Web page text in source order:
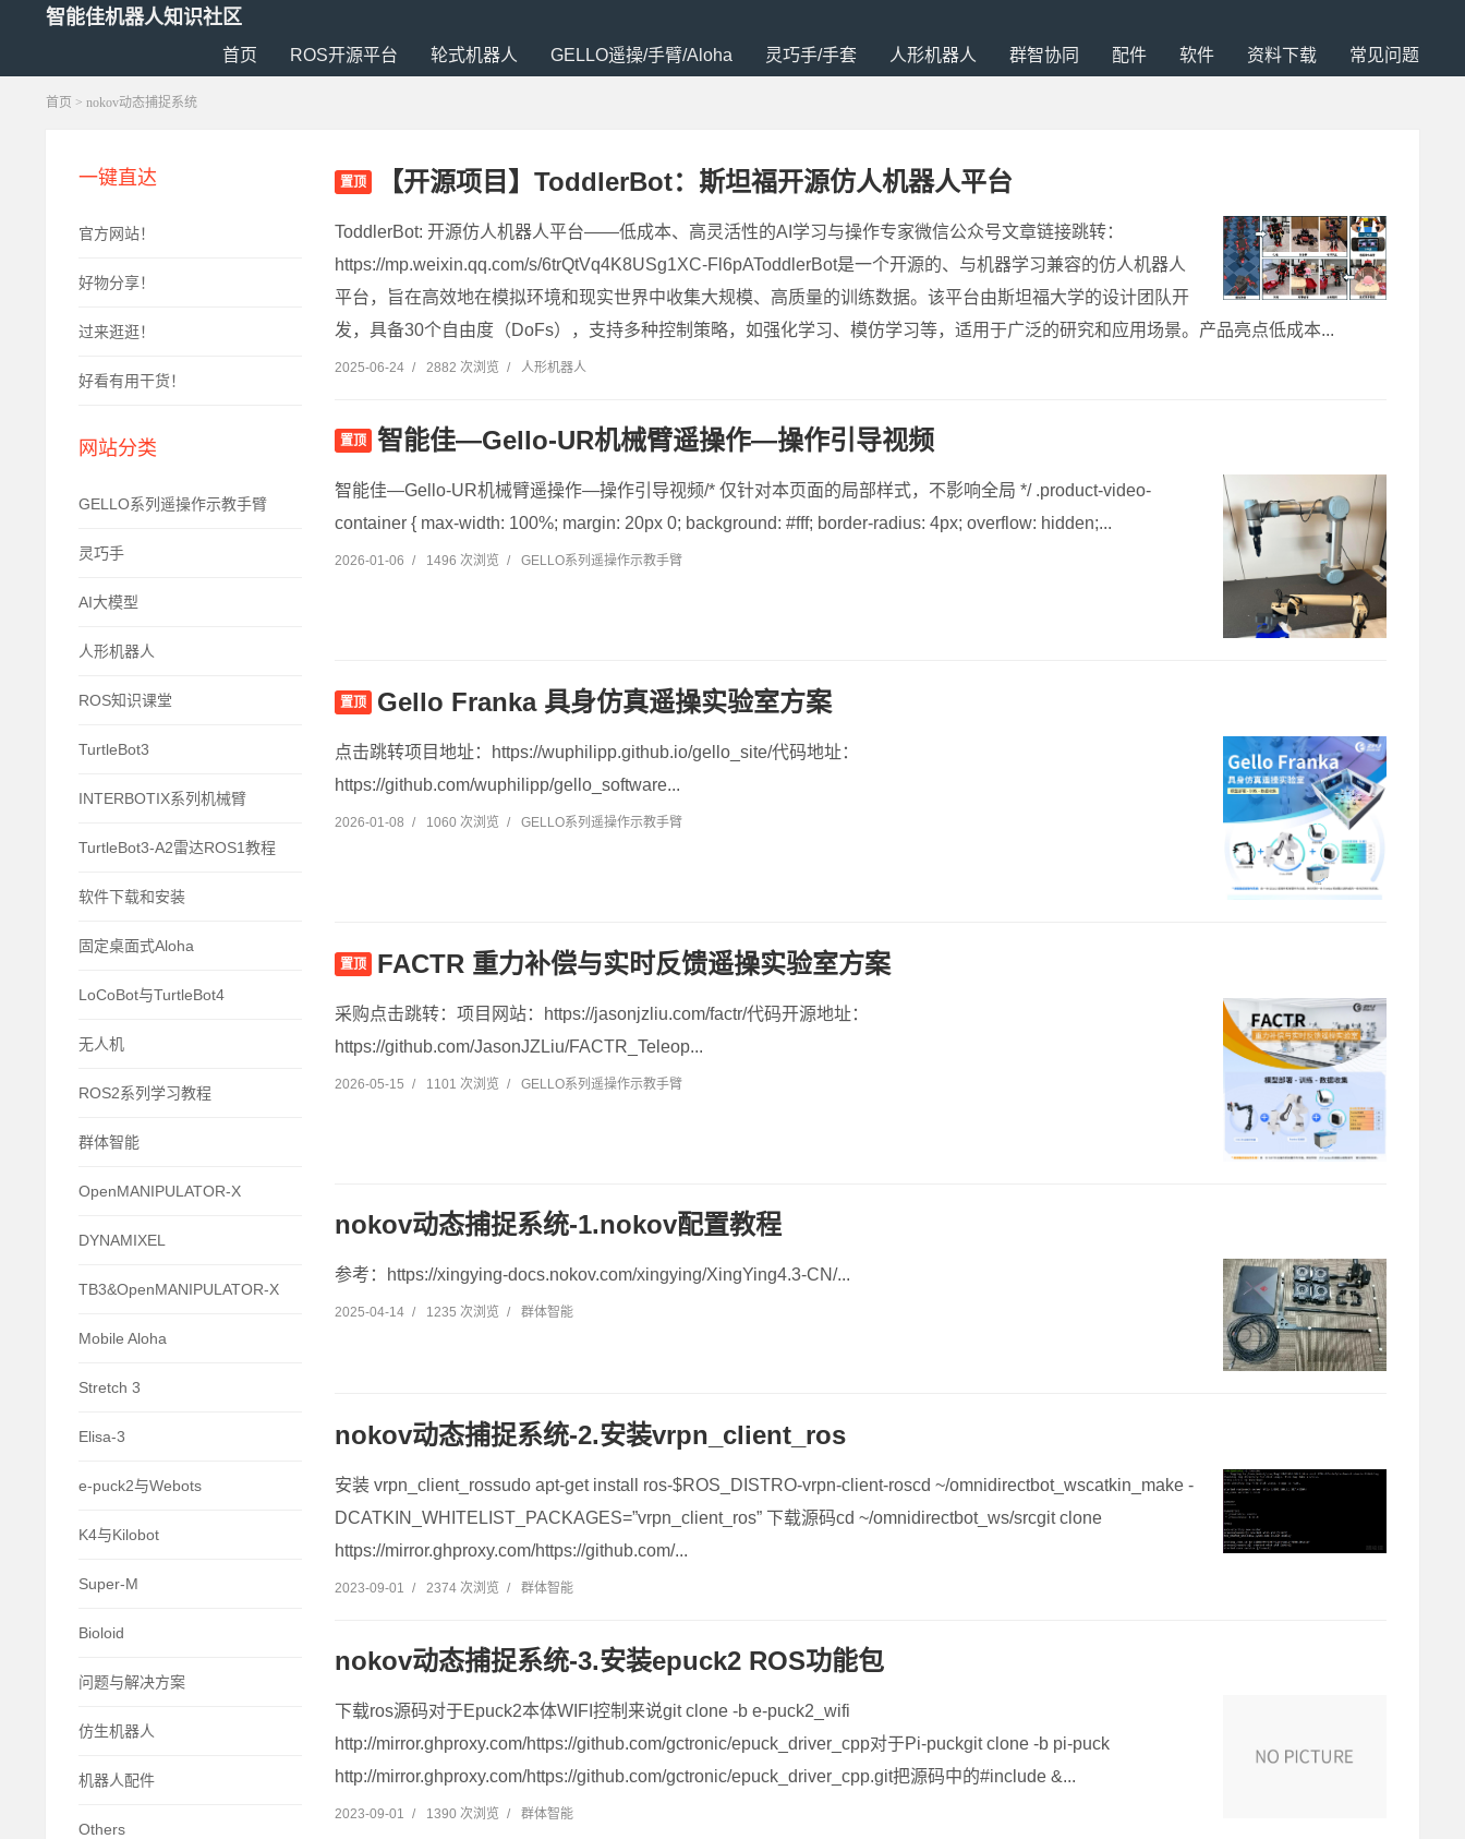
智能佳机器人知识社区
首页 ROS开源平台 轮式机器人 GELLO遥操/手臂/Aloha 灵巧手/手套 人形机器人 群智协同 配件 软件 资料下载 常见问题
首页 > nokov动态捕捉系统
一键直达
官方网站！
好物分享！
过来逛逛！
好看有用干货！
网站分类
GELLO系列遥操作示教手臂
灵巧手
AI大模型
人形机器人
ROS知识课堂
TurtleBot3
INTERBOTIX系列机械臂
TurtleBot3-A2雷达ROS1教程
软件下载和安装
固定桌面式Aloha
LoCoBot与TurtleBot4
无人机
ROS2系列学习教程
群体智能
OpenMANIPULATOR-X
DYNAMIXEL
TB3&OpenMANIPULATOR-X
Mobile Aloha
Stretch 3
Elisa-3
e-puck2与Webots
K4与Kilobot
Super-M
Bioloid
问题与解决方案
仿生机器人
机器人配件
Others
置顶 【开源项目】ToddlerBot：斯坦福开源仿人机器人平台
ToddlerBot: 开源仿人机器人平台——低成本、高灵活性的AI学习与操作专家微信公众号文章链接跳转：
https://mp.weixin.qq.com/s/6trQtVq4K8USg1XC-Fl6pAToddlerBot是一个开源的、与机器学习兼容的仿人机器人
平台，旨在高效地在模拟环境和现实世界中收集大规模、高质量的训练数据。该平台由斯坦福大学的设计团队开
发，具备30个自由度（DoFs），支持多种控制策略，如强化学习、模仿学习等，适用于广泛的研究和应用场景。产品亮点低成本...
2025-06-24 / 2882 次浏览 / 人形机器人
置顶 智能佳—Gello-UR机械臂遥操作—操作引导视频
智能佳—Gello-UR机械臂遥操作—操作引导视频/* 仅针对本页面的局部样式，不影响全局 */ .product-video-
container { max-width: 100%; margin: 20px 0; background: #fff; border-radius: 4px; overflow: hidden;...
2026-01-06 / 1496 次浏览 / GELLO系列遥操作示教手臂
置顶 Gello Franka 具身仿真遥操实验室方案
点击跳转项目地址：https://wuphilipp.github.io/gello_site/代码地址：
https://github.com/wuphilipp/gello_software...
2026-01-08 / 1060 次浏览 / GELLO系列遥操作示教手臂
置顶 FACTR 重力补偿与实时反馈遥操实验室方案
采购点击跳转：项目网站：https://jasonjzliu.com/factr/代码开源地址：
https://github.com/JasonJZLiu/FACTR_Teleop...
2026-05-15 / 1101 次浏览 / GELLO系列遥操作示教手臂
nokov动态捕捉系统-1.nokov配置教程
参考：https://xingying-docs.nokov.com/xingying/XingYing4.3-CN/...
2025-04-14 / 1235 次浏览 / 群体智能
nokov动态捕捉系统-2.安装vrpn_client_ros
安装 vrpn_client_rossudo apt-get install ros-$ROS_DISTRO-vrpn-client-roscd ~/omnidirectbot_wscatkin_make -
DCATKIN_WHITELIST_PACKAGES=”vrpn_client_ros” 下载源码cd ~/omnidirectbot_ws/srcgit clone
https://mirror.ghproxy.com/https://github.com/...
2023-09-01 / 2374 次浏览 / 群体智能
nokov动态捕捉系统-3.安装epuck2 ROS功能包
下载ros源码对于Epuck2本体WIFI控制来说git clone -b e-puck2_wifi
http://mirror.ghproxy.com/https://github.com/gctronic/epuck_driver_cpp对于Pi-puckgit clone -b pi-puck
http://mirror.ghproxy.com/https://github.com/gctronic/epuck_driver_cpp.git把源码中的#include &...
2023-09-01 / 1390 次浏览 / 群体智能